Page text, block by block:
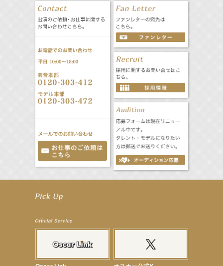
【笛木優子】8月13日（木）ドラマ『大空港〜GATE24〜』ゲスト出演決定！
【elfin’】7thシングル『全世界』がFMたいはくでO.A.決定♪
【elfin’】7thシングル『全世界』がFM-UUでO.A.決定♪
【elfin’】7thシングル『全世界』がFM TANABEでO.A.決定♪